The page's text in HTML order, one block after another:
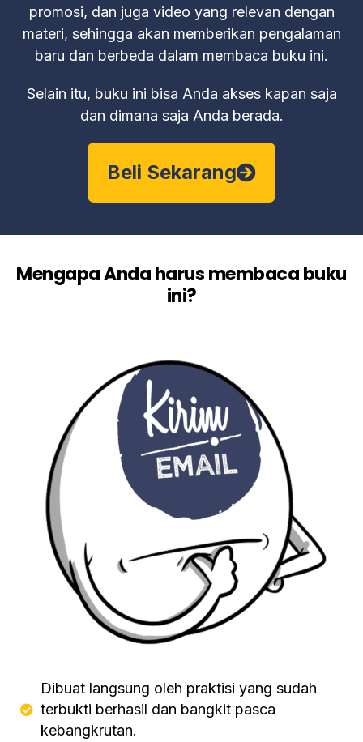
promosi, dan juga video yang relevan dengan
materi, sehingga akan memberikan pengalaman
baru dan berbeda dalam membaca buku ini.
Selain itu, buku ini bisa Anda akses kapan saja
dan dimana saja Anda berada.
Beli Sekarang
Mengapa Anda harus membaca buku
ini?
Dibuat langsung oleh praktisi yang sudah
terbukti berhasil dan bangkit pasca
kebangkrutan.